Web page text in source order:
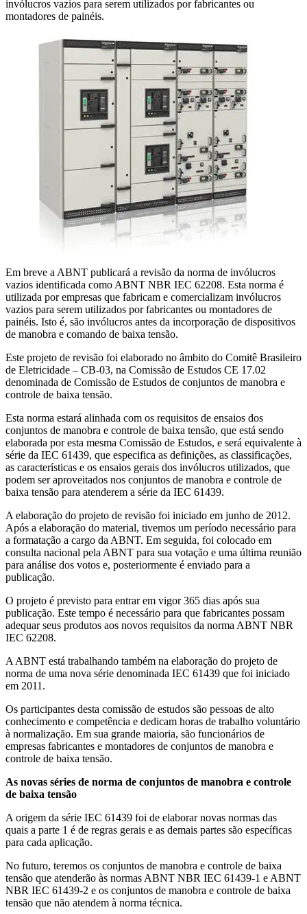
invólucros vazios para serem utilizados por fabricantes ou
montadores de painéis.
Em breve a ABNT publicará a revisão da norma de invólucros
vazios identificada como ABNT NBR IEC 62208. Esta norma é
utilizada por empresas que fabricam e comercializam invólucros
vazios para serem utilizados por fabricantes ou montadores de
painéis. Isto é, são invólucros antes da incorporação de dispositivos
de manobra e comando de baixa tensão.
Este projeto de revisão foi elaborado no âmbito do Comitê Brasileiro
de Eletricidade – CB-03, na Comissão de Estudos CE 17.02
denominada de Comissão de Estudos de conjuntos de manobra e
controle de baixa tensão.
Esta norma estará alinhada com os requisitos de ensaios dos
conjuntos de manobra e controle de baixa tensão, que está sendo
elaborada por esta mesma Comissão de Estudos, e será equivalente à
série da IEC 61439, que especifica as definições, as classificações,
as características e os ensaios gerais dos invólucros utilizados, que
podem ser aproveitados nos conjuntos de manobra e controle de
baixa tensão para atenderem a série da IEC 61439.
A elaboração do projeto de revisão foi iniciado em junho de 2012.
Após a elaboração do material, tivemos um período necessário para
a formatação a cargo da ABNT. Em seguida, foi colocado em
consulta nacional pela ABNT para sua votação e uma última reunião
para análise dos votos e, posteriormente é enviado para a
publicação.
O projeto é previsto para entrar em vigor 365 dias após sua
publicação. Este tempo é necessário para que fabricantes possam
adequar seus produtos aos novos requisitos da norma ABNT NBR
IEC 62208.
A ABNT está trabalhando também na elaboração do projeto de
norma de uma nova série denominada IEC 61439 que foi iniciado
em 2011.
Os participantes desta comissão de estudos são pessoas de alto
conhecimento e competência e dedicam horas de trabalho voluntário
à normalização. Em sua grande maioria, são funcionários de
empresas fabricantes e montadores de conjuntos de manobra e
controle de baixa tensão.
As novas séries de norma de conjuntos de manobra e controle
de baixa tensão
A origem da série IEC 61439 foi de elaborar novas normas das
quais a parte 1 é de regras gerais e as demais partes são específicas
para cada aplicação.
No futuro, teremos os conjuntos de manobra e controle de baixa
tensão que atenderão às normas ABNT NBR IEC 61439-1 e ABNT
NBR IEC 61439-2 e os conjuntos de manobra e controle de baixa
tensão que não atendem à norma técnica.